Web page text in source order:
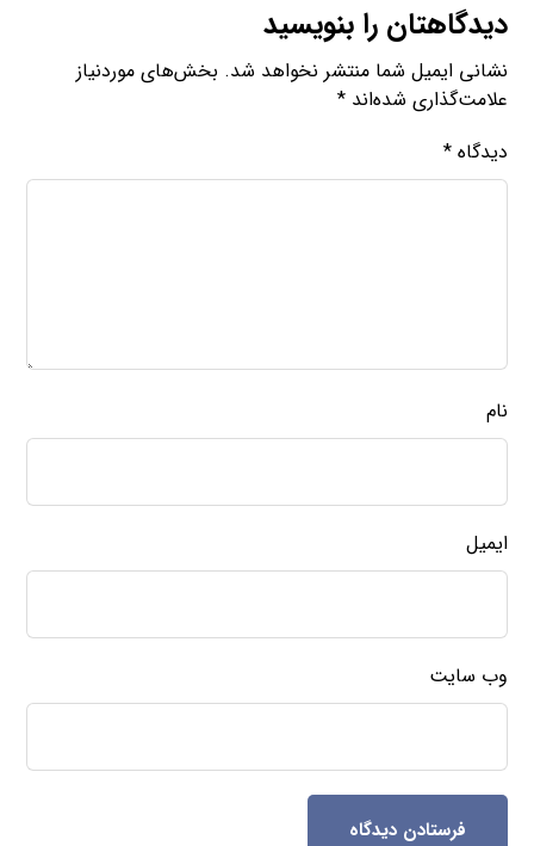
دیدگاهتان را بنویسید
نشانی ایمیل شما منتشر نخواهد شد. بخش‌های موردنیاز
علامت‌گذاری شده‌اند*
دیدگاه*
نام
ایمیل
وب‌ سایت
فرستادن دیدگاه